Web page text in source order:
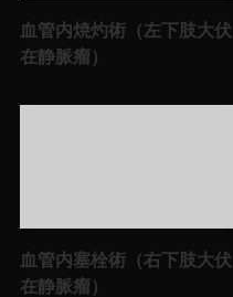
血管内焼灼術（左下肢大伏
在静脈瘤）
血管内塞栓術（右下肢大伏
在静脈瘤）